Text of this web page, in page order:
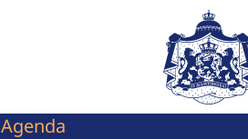
Naar de
Agenda